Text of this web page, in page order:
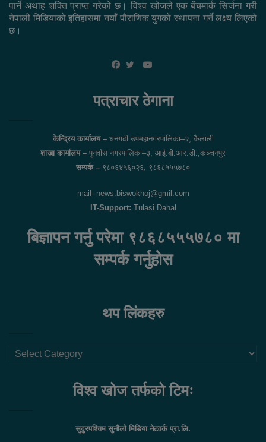
पार्ने अथाह शक्ति प्राप्त गरेको छ। विश्व खोजले एक बेंचमार्क सिर्जना गरी
नेपाली मिडियाको इतिहासमा नयाँ पौराणिक युगको स्थापना गर्ने लक्ष्य लिएको
छ।
YouTube
पत्राचार ठेगाना
केन्द्रिय कार्यालय –धनगढी उपमहानगरपालिका–२, कैलाली
शाखा कार्यालय – पुनर्वास नगरपालिका–३, आई.बी.आर.डी.,कञ्चनपुर
सम्पर्क – ९८०६४५६०२६, ९८६८५५५७८०
mail- news.biswokhoj@gmil.com
IT-Support: Tulasi Dahal
बिज्ञापन गर्नु परेमा ९८६८५५५७८० मा
सम्पर्क गर्नुहोस
थप लिंकहरु
थप
विश्व खोज तर्फको टिमः
सुदुरपश्चिम सुनौलो मिडिया नेटवर्क प्रा.लि.